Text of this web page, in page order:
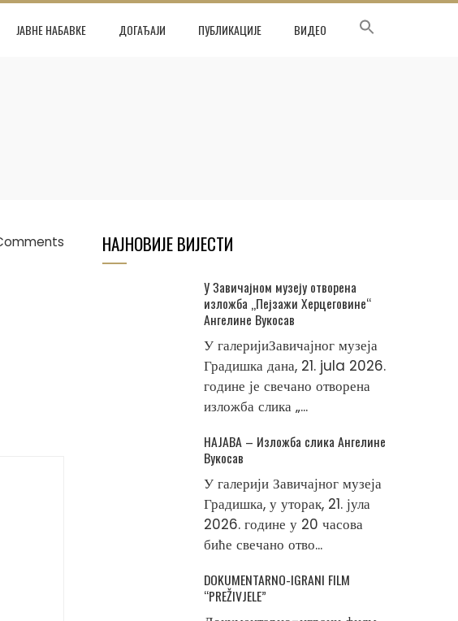
ЈАВНЕ НАБАВКЕ ДОГАЂАЈИ ПУБЛИКАЦИЈЕ ВИДЕО
НАЈНОВИЈЕ ВИЈЕСТИ
У Завичајном музеју отворена
изложба „Пејзажи Херцеговине“
Ангелине Вукосав
У галеријиЗавичајног музеја
Градишка дана, 21. jula 2026.
године је свечано отворена
изложба слика „...
НАЈАВА – Изложба слика Ангелине
Вукосав
У галерији Завичајног музеја
Градишка, у уторак, 21. јула
2026. године у 20 часова
биће свечано отво...
DOKUMENTARNO-IGRANI FILM
“PREŽIVJELE”